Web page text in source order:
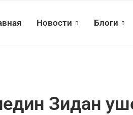
Новости Блоги
Зидан